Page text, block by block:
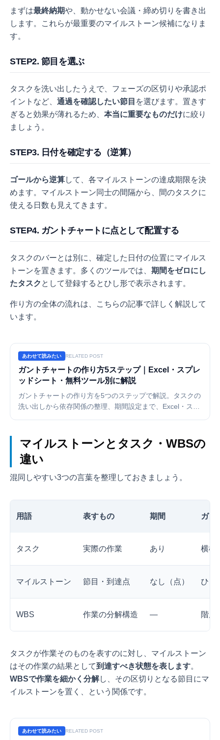
まずは最終納期や、動かせない会議・締め切りを書き出
します。これらが最重要のマイルストーン候補になりま
す。
STEP2. 節目を選ぶ
タスクを洗い出したうえで、フェーズの区切りや承認ポ
イントなど、 通過を確認したい節目 を選びます。置きす
ぎると効果が薄れるため、 本当に重要なものだけに絞り
ましょう。
STEP3. 日付を確定する（逆算）
ゴールから逆算して、各マイルストーンの達成期限を決
めます。マイルストーン同士の間隔から、間のタスクに
使える日数も見えてきます。
STEP4. ガントチャートに点として配置する
タスクのバーとは別に、確定した日付の位置にマイルス
トーンを置きます。多くのツールでは、 期間をゼロにし
たタスク として登録するとひし形で表示されます。
作り方の全体の流れは、こちらの記事で詳しく解説して
います。
あわせて読みたい RELATED POST
ガントチャートの作り方5ステップ｜Excel・スプレ
ッドシート・無料ツール別に解説
ガントチャートの作り方を5つのステップで解説。タスクの
洗い出しから依存関係の整理、期間設定まで、Excel・スプ
マイルストーンとタスク・WBSの
違い
混同しやすい3つの言葉を整理しておきましょう。
用語 表すもの 期間 ガン
タスク 実際の作業 あり 横棒
マイルストーン 節目・到達点 なし（点） ひし
WBS 作業の分解構造 ― 階層
タスクが作業そのものを表すのに対し、マイルストーン
はその作業の結果として到達すべき状態を表します。
WBSで作業を細かく分解し、その区切りとなる節目にマ
イルストーンを置く、という関係です。
あわせて読みたい RELATED POST